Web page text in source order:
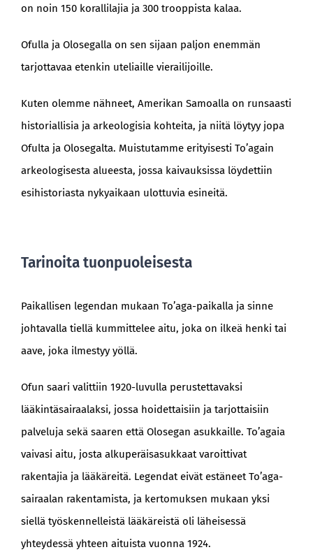
on noin 150 korallilajia ja 300 trooppista kalaa.
Ofulla ja Olosegalla on sen sijaan paljon enemmän
tarjottavaa etenkin uteliaille vierailijoille.
Kuten olemme nähneet, Amerikan Samoalla on runsaasti
historiallisia ja arkeologisia kohteita, ja niitä löytyy jopa
Ofulta ja Olosegalta. Muistutamme erityisesti To’again
arkeologisesta alueesta, jossa kaivauksissa löydettiin
esihistoriasta nykyaikaan ulottuvia esineitä.
Tarinoita tuonpuoleisesta
Paikallisen legendan mukaan To’aga-paikalla ja sinne
johtavalla tiellä kummittelee aitu, joka on ilkeä henki tai
aave, joka ilmestyy yöllä.
Ofun saari valittiin 1920-luvulla perustettavaksi
lääkintäsairaalaksi, jossa hoidettaisiin ja tarjottaisiin
palveluja sekä saaren että Olosegan asukkaille. To’agaia
vaivasi aitu, josta alkuperäisasukkaat varoittivat
rakentajia ja lääkäreitä. Legendat eivät estäneet To’aga-
sairaalan rakentamista, ja kertomuksen mukaan yksi
siellä työskennelleistä lääkäreistä oli läheisessä
yhteydessä yhteen aituista vuonna 1924.